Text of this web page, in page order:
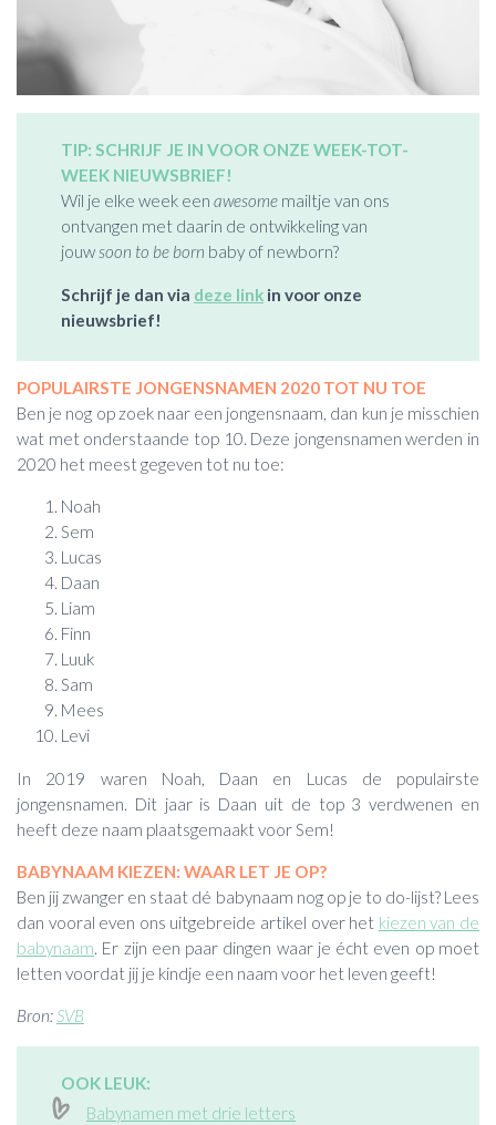
TIP: SCHRIJF JE IN VOOR ONZE WEEK-TOT-
WEEK NIEUWSBRIEF!
Wil je elke week een awesome mailtje van ons
ontvangen met daarin de ontwikkeling van
jouwsoon to be born baby of newborn?
Schrijf je dan via deze link in voor onze
nieuwsbrief!
POPULAIRSTE JONGENSNAMEN 2020 TOT NU TOE
Ben je nog op zoek naar een jongensnaam, dan kun je misschien
wat met onderstaande top 10. Deze jongensnamen werden in
2020 het meest gegeven tot nu toe:
Noah
Sem
Lucas
Daan
Liam
Finn
Luuk
Sam
Mees
Levi
In 2019 waren Noah, Daan en Lucas de populairste
jongensnamen. Dit jaar is Daan uit de top 3 verdwenen en
heeft deze naam plaatsgemaakt voor Sem!
BABYNAAM KIEZEN: WAAR LET JE OP?
Ben jij zwanger en staat dé babynaam nog op je to do-lijst? Lees
dan vooral even ons uitgebreide artikel over het kiezen van de
babynaam. Er zijn een paar dingen waar je écht even op moet
letten voordat jij je kindje een naam voor het leven geeft!
Bron:SVB
OOK LEUK:
Babynamen met drie letters